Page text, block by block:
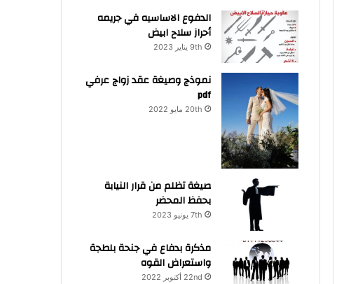
الدفوع الاساسيه في جريمه
أحراز سلاح ابيض
9th يناير 2023
نموذج وصيغة عقد زواج عرفي
pdf
20th مايو 2022
صيغة تظلم من قرار النيابة
بحفظ المحضر
7th يونيو 2023
مذكرة بدفاع في جنحة بلطجة
واستعراض القوه
22nd أكتوبر 2022